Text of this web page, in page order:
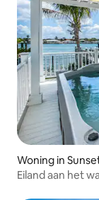
Woning in
Eiland aan het